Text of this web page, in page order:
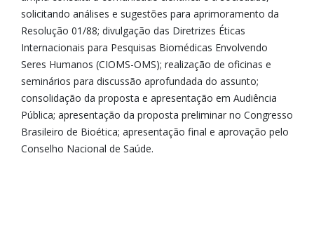
solicitando análises e sugestões para aprimoramento da
Resolução 01/88; divulgação das Diretrizes Éticas
Internacionais para Pesquisas Biomédicas Envolvendo
Seres Humanos (CIOMS-OMS); realização de oficinas e
seminários para discussão aprofundada do assunto;
consolidação da proposta e apresentação em Audiência
Pública; apresentação da proposta preliminar no Congresso
Brasileiro de Bioética; apresentação final e aprovação pelo
Conselho Nacional de Saúde.